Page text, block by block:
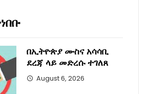
በኢትዮጵያ ሙስና አሳሳቢ
ደረጃ ላይ መድረሱ ተገለጸ
August 6, 2026